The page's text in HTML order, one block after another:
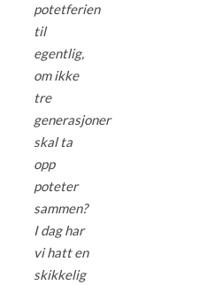
potetferien
til
egentlig,
om ikke
tre
generasjoner
skal ta
opp
poteter
sammen?
I dag har
vi hatt en
skikkelig